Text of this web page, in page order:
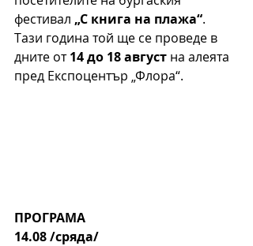
фестивал „С книга на плажа“.
Тази година той ще се проведе в
дните от 14 до 18 август на алеята
пред Експоцентър „Флора“.
ПРОГРАМА
14.08 /сряда/